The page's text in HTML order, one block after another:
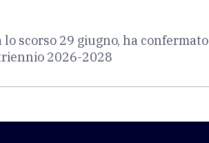
scorso 29 giugno, ha confermato
2026-2028